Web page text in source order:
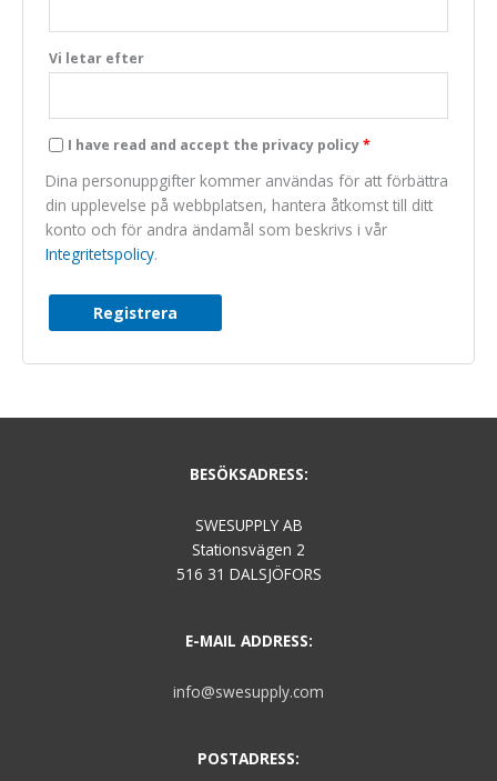
Vi letar efter
I have read and accept the privacy policy*
Dina personuppgifter kommer användas för att förbättra
din upplevelse på webbplatsen, hantera åtkomst till ditt
konto och för andra ändamål som beskrivs i vår
Integritetspolicy.
Registrera
BESÖKSADRESS:
SWESUPPLY AB
Stationsvägen 2
516 31 DALSJÖFORS
E-MAIL ADDRESS:
info@swesupply.com
POSTADRESS:
use of marketing,